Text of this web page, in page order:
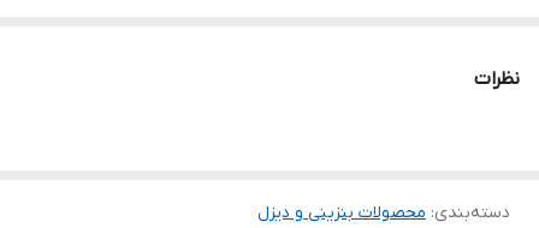
نظرات
دسته‌بندی: محصولات بنزینی و دیزل